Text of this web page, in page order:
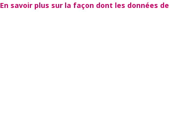
En savoir plus sur la façon dont les données de